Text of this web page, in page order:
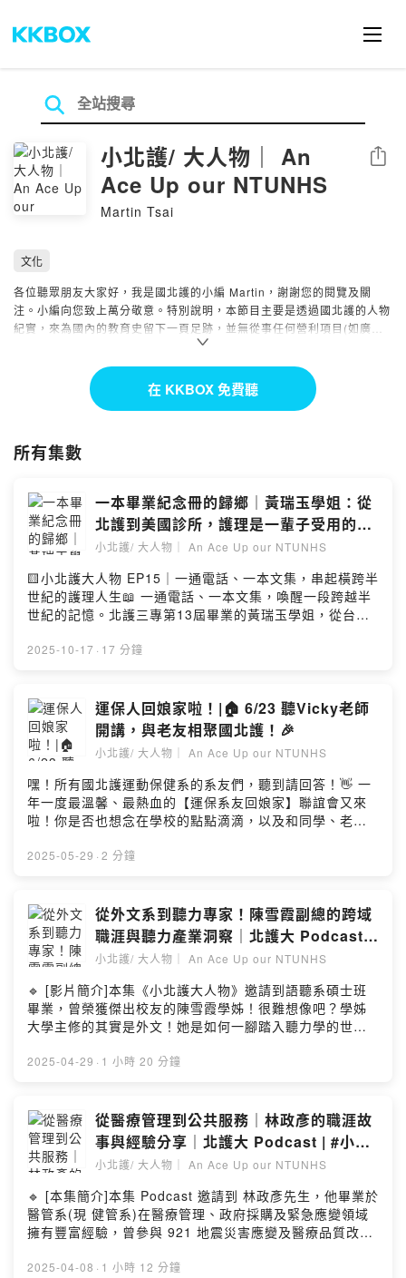
小北護/ 大人物｜ An
Ace Up our NTUNHS
Martin Tsai
分享
文化
各位聽眾朋友大家好，我是國北護的小編 Martin，謝謝您的閱覽及關
注。小編向您致上萬分敬意。特別說明，本節目主要是透過國北護的人物
紀實，來為國內的教育史留下一頁足跡，並無從事任何營利項目(如廣告
#但是，您仍可透過下方連結贊助國北護的各項捐款方案，來支持國北護
的辦學理念；透過您的捐款，會讓北護的學子們有更豐沛的資源進行學
https://giving.ntunhs.edu.tw/
各位聽眾朋友大家好，這是由北護校友刊物「小北護/大人物」人物專訪
系列的所衍生的Podcast 節目。
望透過訪問每位與學校關係密切的夥伴，一起編織屬於你我的北護故事。
接下來，小編誠摯地邀請您聆聽每一集的精采故事。
Powered by Firstory Hosting
在 KKBOX 免費聽
所有集數
一本畢業紀念冊的歸鄉｜黃瑞玉學姐：從
北護到美國診所，護理是一輩子受用的專
業｜北護大 Podcast | #小北護大人物
EP15 | 募心職人
小北護/ 大人物｜ An Ace Up our NTUNHS
🟨小北護大人物 EP15｜一通電話、一本文集，串起橫跨半
世紀的護理人生📖 一通電話、一本文集，喚醒一段跨越半
世紀的記憶。北護三專第13屆畢業的黃瑞玉學姐，從台灣
「護理是一輩子受用的專業」。她的人生，是護理精神最
真實故事。✨ 節目製作：國立臺北護理健康大學 校友服務
中心🎙️ 製作人：蔡庚甫、張雅筑📍 更多北護校友故事 →#
小北護大人物 #北護校友 #黃瑞玉學姐 #護理人生 #校友故
事 #Podcast推薦 #護理精神 #北護大 #NTUNHS #校友服
務中心 #募心職人Facebook @NTUNHSASC｜YouTube
校友服務中心頻道🔹 [延伸連結]📢 更多精彩內容，歡迎訂
閱！🎧 Podcast 頻道 ➡️ https://reurl.cc/YYeVV0📌 校友
服務中心官網 ➡️ https://alumnisc.ntunhs.edu.tw/📷 追
蹤我們的 FB ➡️
➡️ https://giving.ntunhs.edu.tw/留言告訴我你對這一集
的想法：
https://open.firstory.me/user/cksra05wcjn5f0989lcwn
oy0s/commentsPowered by Firstory Hosting
2025-10-17 · 17 分鐘
運保人回娘家啦！|🏠 6/23 聽Vicky老師
開講，與老友相聚國北護！🎉
小北護/ 大人物｜ An Ace Up our NTUNHS
嘿！所有國北護運動保健系的系友們，聽到請回答！👋 一
年一度最溫馨、最熱血的【運保系友回娘家】聯誼會又來
啦！你是否也想念在學校的點點滴滴，以及和同學、老師
空下來，回到我們最熟悉的大家庭——國立臺北護理健康
（Vicky）老師 帶來「運保人說說話」講座，滿滿的業界乾
貨，錯過絕對會後悔！📢 🔹 老友新朋 all in one：從師長
致詞、系友自我介紹到交流時間，讓你一次見到老朋友，
認識新夥伴，拓展你的人脈存摺！🤝 🔹 好康拿不完：下午
1 點準時報到，不僅能領取精美小禮物，活動後還有溫馨
餐敘，讓你吃飽喝足，聊得盡興！🍽️無論你是畢業多久的
學長姐，還是剛踏入社會的新鮮人，這都是一場專屬於你
的派對！準備好你的故事，帶上你的熱情，6月23日，我們
在運保系，不見不散！❤️留言告訴我你對這一集的想法：
2025-05-29 · 2 分鐘
從外文系到聽力專家！陳雪霞副總的跨域
職涯與聽力產業洞察｜北護大 Podcast |
#小北護大人物 EP14
小北護/ 大人物｜ An Ace Up our NTUNHS
🔹 [影片簡介]本集《小北護大人物》邀請到語聽系碩士班
畢業，曾榮獲傑出校友的陳雪霞學姊！很難想像吧？學姊
大學主修的其實是外文！她是如何一腳踏入聽力學的世
在這集節目中，雪霞學姊將分享她精彩的跨域職涯故事、
立臺北護理健康大學 語言治療與聽力學系 碩士班 畢業現
職：薩摩亞商美律富林股份有限公司台灣分公司 副總經理
& 聽力師台中市小蝸牛聽語障礙關懷協會 理事長國立臺北
護理健康大學 語言治療與聽力學系 兼任講師🔹 [訪談亮點]
⏳ 重點章節：00:09 節目與來賓介紹01:00 從外語到聽語
的跨領域學習與北護經驗04:15 北護聽語學系的課程特色
08:00 外語能力在聽語領域的優勢09:00 聽語領域的職涯
發展與建議12:20 聽語系的科系選擇與學生輔導15:15 台
灣聽力篩檢的發展21:00 聽力受損的觀察徵兆24:00 北護
2025-04-29 · 1 小時 20 分鐘
從醫療管理到公共服務｜林政彥的職涯故
事與經驗分享｜北護大 Podcast | #小北
護大人物 EP13
小北護/ 大人物｜ An Ace Up our NTUNHS
🔹 [本集簡介]本集 Podcast 邀請到 林政彥先生，他畢業於
醫管系(現 健管系)在醫療管理、政府採購及緊急應變領域
擁有豐富經驗，曾參與 921 地震災害應變及醫療品質改
戰，並為學生提供寶貴的職涯建議。🔹 [來賓介紹]林政彥
2025-04-08 · 1 小時 12 分鐘